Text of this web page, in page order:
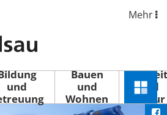
Mehr
und
Bauen
und
Wohnen
Freizeit
und
Kultur
Menü